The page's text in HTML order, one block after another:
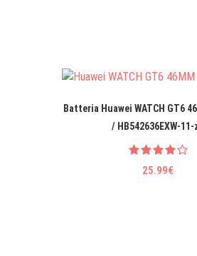
Batteria Huawei WATCH GT6
/ HB542636EXW-11-
25.99€